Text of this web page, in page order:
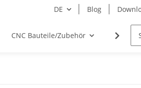
DE Blog
CNC Bauteile/Zubehör Elektro